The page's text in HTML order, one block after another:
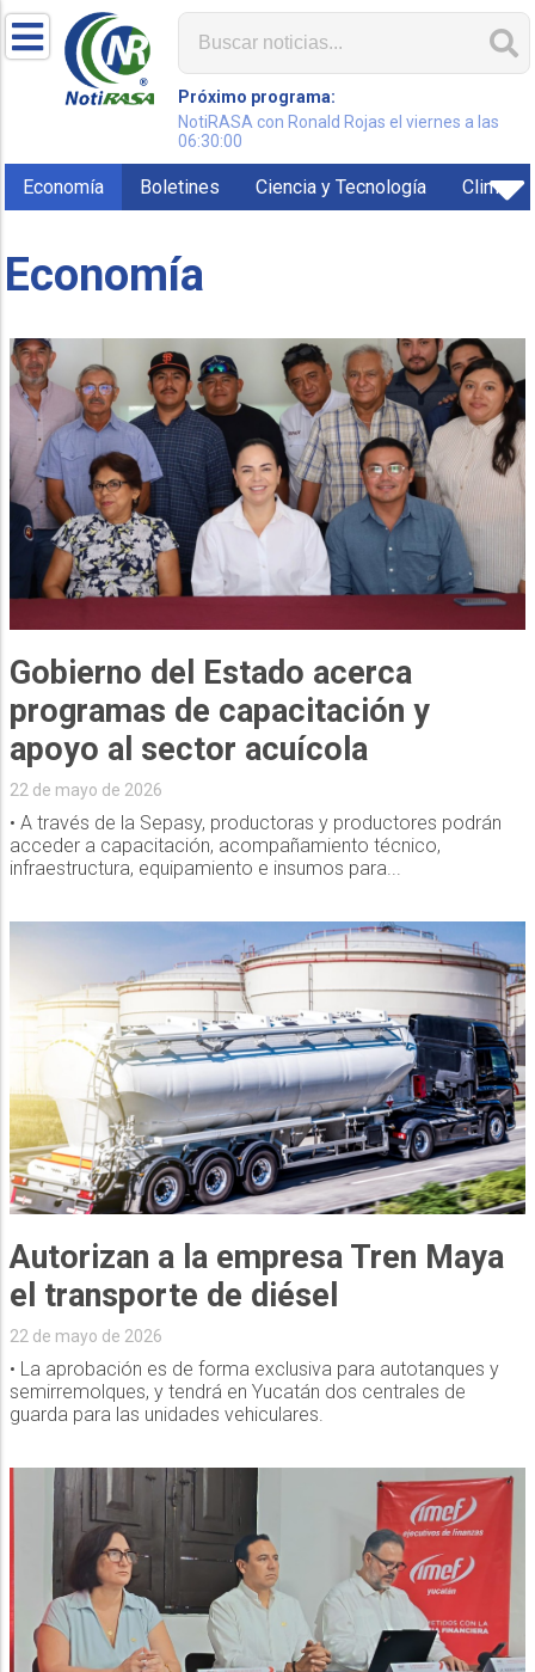
Próximo programa:
NotiRASA con Ronald Rojas el viernes a las
06:30:00
Economía Boletines Ciencia y Tecnología Clima
Economía
Gobierno del Estado acerca
programas de capacitación y
apoyo al sector acuícola
22 de mayo de 2026
• A través de la Sepasy, productoras y productores podrán
acceder a capacitación, acompañamiento técnico,
infraestructura, equipamiento e insumos para...
Autorizan a la empresa Tren Maya
el transporte de diésel
22 de mayo de 2026
• La aprobación es de forma exclusiva para autotanques y
semirremolques, y tendrá en Yucatán dos centrales de
guarda para las unidades vehiculares.